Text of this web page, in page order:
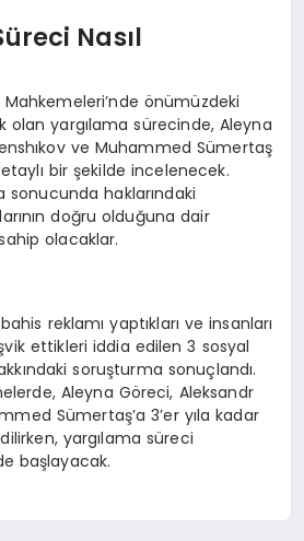
Nasıl
önümüzdeki
olan yargılama sürecinde, Aleyna
ve Muhammed Sümertaş
bir şekilde incelenecek.
sonucunda haklarındaki
doğru olduğuna dair
olacaklar.
reklamı yaptıkları ve insanları
ettikleri iddia edilen 3 sosyal
soruşturma sonuçlandı.
Aleyna Göreci, Aleksandr
Sümertaş’a 3’er yıla kadar
yargılama süreci
başlayacak.